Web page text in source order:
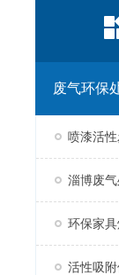
废气环保
喷漆活
淄博废
环保家
活性吸